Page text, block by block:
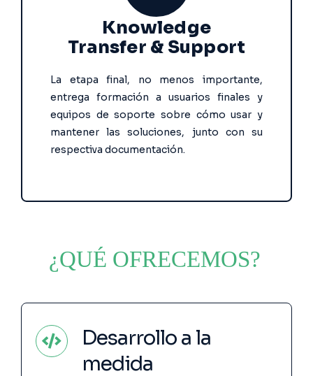
Knowledge
Transfer & Support
La etapa final, no menos importante,
entrega formación a usuarios finales y
equipos de soporte sobre cómo usar y
mantener las soluciones, junto con su
respectiva documentación.
¿QUÉ OFRECEMOS?
Desarrollo a la
medida